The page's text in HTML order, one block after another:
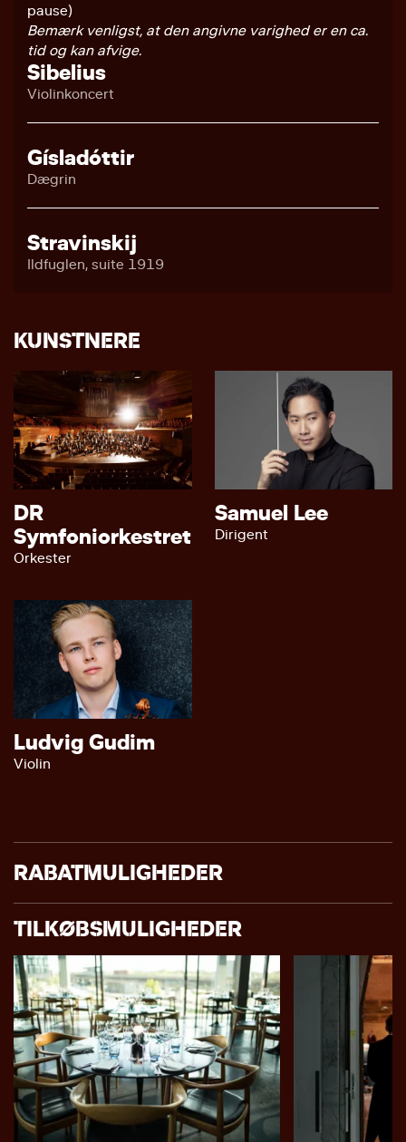
pause)
Bemærk venligst, at den angivne varighed er en ca.
tid og kan afvige.
Sibelius
Violinkoncert
Gísladóttir
Dægrin
Stravinskij
Ildfuglen, suite 1919
KUNSTNERE
DR
Symfoniorkestret
Orkester
Samuel Lee
Dirigent
Ludvig Gudim
Violin
RABATMULIGHEDER
TILKØBSMULIGHEDER